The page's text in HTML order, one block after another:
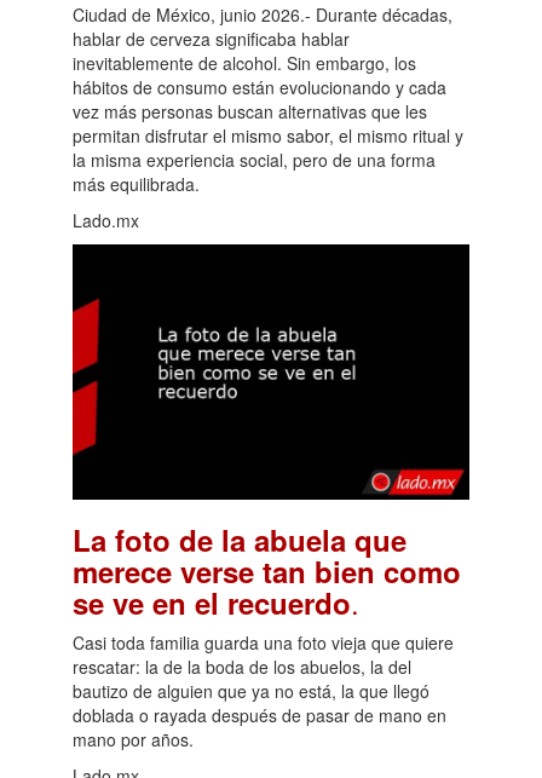
Ciudad de México, junio 2026.- Durante décadas,
hablar de cerveza significaba hablar
inevitablemente de alcohol. Sin embargo, los
hábitos de consumo están evolucionando y cada
vez más personas buscan alternativas que les
permitan disfrutar el mismo sabor, el mismo ritual y
la misma experiencia social, pero de una forma
más equilibrada.
Lado.mx
La foto de la abuela que
merece verse tan bien como
se ve en el recuerdo.
Casi toda familia guarda una foto vieja que quiere
rescatar: la de la boda de los abuelos, la del
bautizo de alguien que ya no está, la que llegó
doblada o rayada después de pasar de mano en
mano por años.